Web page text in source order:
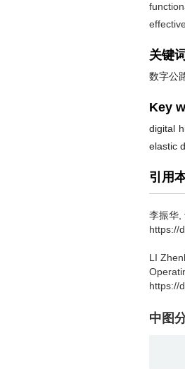
关键词
数字公
Key
digital
elastic
引用
李振华,
https://
LI
https://
中图